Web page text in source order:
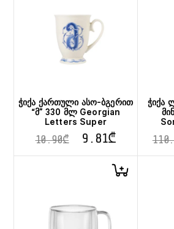
ჭიქა ქართული ასო-ბგერით
“მ” 330 მლ Georgian
Letters Super
10.90₾ 9.81₾
ჭიქა